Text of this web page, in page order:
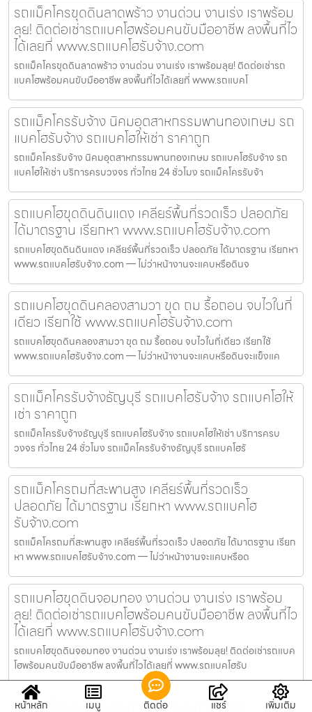
รถแม็คโครขุดดินลาดพร้าว งานด่วน งานเร่ง เราพร้อม
ลุย! ติดต่อเช่ารถแบคโฮพร้อมคนขับมืออาชีพ ลงพื้นที่ไว
ได้เลยที่ www.รถแบคโฮรับจ้าง.com
รถแม็คโครขุดดินลาดพร้าว งานด่วน งานเร่ง เราพร้อมลุย! ติดต่อเช่ารถ
แบคโฮพร้อมคนขับมืออาชีพ ลงพื้นที่ไวได้เลยที่ www.รถแบคโ
รถแม็คโครรับจ้าง นิคมอุตสาหกรรมพานทองเกษม รถ
แบคโฮรับจ้าง รถแบคโฮให้เช่า ราคาถูก
รถแม็คโครรับจ้าง นิคมอุตสาหกรรมพานทองเกษม รถแบคโฮรับจ้าง รถ
แบคโฮให้เช่า บริการครบวงจร ทั่วไทย 24 ชั่วโมง รถแม็คโครรับจ้า
รถแบคโฮขุดดินดินแดง เคลียร์พื้นที่รวดเร็ว ปลอดภัย
ได้มาตรฐาน เรียกหา www.รถแบคโฮรับจ้าง.com
รถแบคโฮขุดดินดินแดง เคลียร์พื้นที่รวดเร็ว ปลอดภัย ได้มาตรฐาน เรียกหา
www.รถแบคโฮรับจ้าง.com — ไม่ว่าหน้างานจะแคบหรือดินจ
รถแบคโฮขุดดินคลองสามวา ขุด ถม รื้อถอน จบไวในที่
เดียว เรียกใช้ www.รถแบคโฮรับจ้าง.com
รถแบคโฮขุดดินคลองสามวา ขุด ถม รื้อถอน จบไวในที่เดียว เรียกใช้
www.รถแบคโฮรับจ้าง.com — ไม่ว่าหน้างานจะแคบหรือดินจะแข็งแค
รถแม็คโครรับจ้างธัญบุรี รถแบคโฮรับจ้าง รถแบคโฮให้
เช่า ราคาถูก
รถแม็คโครรับจ้างธัญบุรี รถแบคโฮรับจ้าง รถแบคโฮให้เช่า บริการครบ
วงจร ทั่วไทย 24 ชั่วโมง รถแม็คโครรับจ้างธัญบุรี รถแบคโฮรั
รถแม็คโครถมที่สะพานสูง เคลียร์พื้นที่รวดเร็ว
ปลอดภัย ได้มาตรฐาน เรียกหา www.รถแบคโฮ
รับจ้าง.com
รถแม็คโครถมที่สะพานสูง เคลียร์พื้นที่รวดเร็ว ปลอดภัย ได้มาตรฐาน เรียก
หา www.รถแบคโฮรับจ้าง.com — ไม่ว่าหน้างานจะแคบหรือด
รถแบคโฮขุดดินจอมทอง งานด่วน งานเร่ง เราพร้อม
ลุย! ติดต่อเช่ารถแบคโฮพร้อมคนขับมืออาชีพ ลงพื้นที่ไว
ได้เลยที่ www.รถแบคโฮรับจ้าง.com
รถแบคโฮขุดดินจอมทอง งานด่วน งานเร่ง เราพร้อมลุย! ติดต่อเช่ารถแบค
โฮพร้อมคนขับมืออาชีพ ลงพื้นที่ไวได้เลยที่ www.รถแบคโฮรับ
รถแม็คโครขุดบ่อราชเทวี ประเมินหน้างานฟรี
หน้าหลัก เมนู ติดต่อ แชร์ เพิ่มเติม